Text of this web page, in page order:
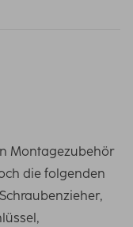
Montagezubehör
die folgenden